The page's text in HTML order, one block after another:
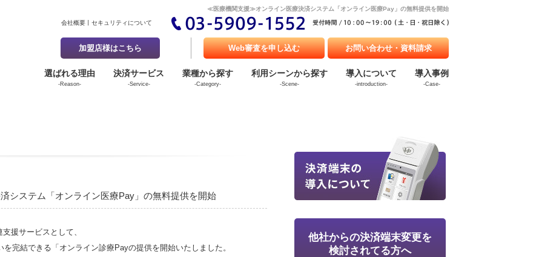
≪医療機関支援≫オンライン医療決済システム「オンライン医療Pay」の無料提供を開始
選ばれる理由
-Reason-
決済サービス
-Service-
業種から探す
-Category-
利用シーンから探す
-Scene-
導入について
-introduction-
導入事例
-Case-
会社概要 セキュリティについて
加盟店様はこちら Web審査を申し込む お問い合わせ・資料請求
システム「オンライン医療Pay」の無料提供を開始
援サービスとして、
完結できる「オンライン診療Payの提供を開始いたしました。
他社からの決済端末変更を
検討されてる方へ